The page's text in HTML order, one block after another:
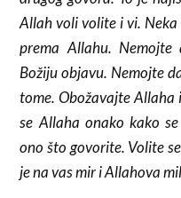
Allah voli volite i vi.
prema Allahu.
Božiju objavu. Nemojte
tome. Obožavajte Allaha
se Allaha onako kako
ono što govorite. Volite
je na vas mir i Allahova